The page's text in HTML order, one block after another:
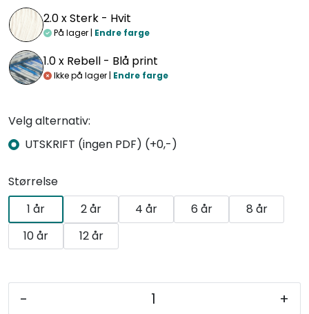
2.0 xSterk - Hvit
På lager | Endre farge
1.0 x Rebell - Blå print
Ikke på lager | Endre farge
Velg alternativ:
UTSKRIFT (ingen PDF) (+0,-)
Størrelse
1 år
2 år 4 år 6 år
8 år
10 år
12 år
- +